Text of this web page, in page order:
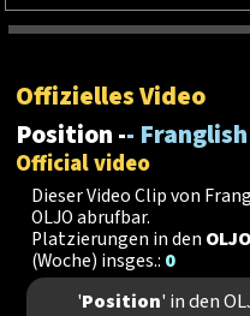
Offizielles Video
Position -- Franglish
Official video
Dieser Video Clip von
OLJO abrufbar.
Platzierungen in den
(Woche) insges.: 0
'Position' in den